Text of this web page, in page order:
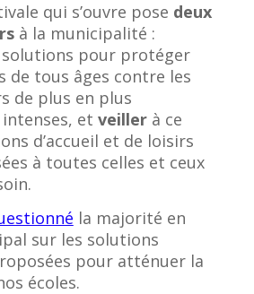
qui s’ouvre pose deux
à la municipalité :
pour protéger
de tous âges contre les
de plus en plus
et veillerà ce
d’accueil et de loisirs
à toutes celles et ceux
la majorité en
sur les solutions
pour atténuer la
écoles.